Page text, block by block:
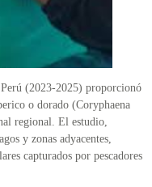
(2023-2025) proporcionó
o dorado (Coryphaena
regional. El estudio,
y zonas adyacentes,
capturados por pescadores